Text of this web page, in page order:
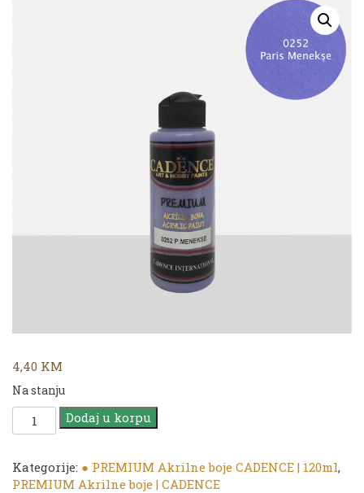
4,40 KM
Na stanju
CADENCE
|
Akrilna
boja
Dodaj u korpu
Kategorije: ● PREMIUM Akrilne boje CADENCE | 120ml,
PREMIUM Akrilne boje | CADENCE